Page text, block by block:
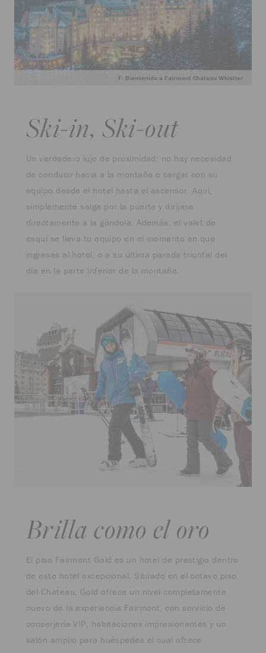
F: Bienvenido a Fairmont Chateau Whistler
Ski-in, Ski-out
Un verdadero lujo de proximidad: no hay necesidad
de conducir hacia a la montaña o cargar con su
equipo desde el hotel hasta el ascensor. Aquí,
simplemente salga por la puerta y diríjase
directamente a la góndola. Además, el valet de
esquí se lleva tu equipo en el momento en que
ingresas al hotel, o a su última parada triunfal del
día en la parte inferior de la montaña.
Brilla como el oro
El piso Fairmont Gold es un hotel de prestigio dentro
de este hotel excepcional. Situado en el octavo piso
del Chateau, Gold ofrece un nivel completamente
nuevo de la experiencia Fairmont, con servicio de
conserjería VIP, habitaciones impresionantes y un
salón amplio para huéspedes el cual ofrece